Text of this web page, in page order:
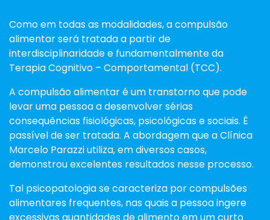
Como em todas as modalidades, a compulsão
alimentar será tratada a partir de
interdisciplinaridade e fundamentalmente da
Terapia Cognitivo – Comportamental (TCC).
A compulsão alimentar é um transtorno que pode
levar uma pessoa a desenvolver sérias
consequências fisiológicas, psicológicas e sociais. É
passível de ser tratada. A abordagem que a Clínica
Marcelo Parazzi utiliza, em diversos casos,
demonstrou excelentes resultados nesse processo.
Tal psicopatologia se caracteriza por compulsões
alimentares frequentes, nas quais a pessoa ingere
excessivas quantidades de alimento em um curto